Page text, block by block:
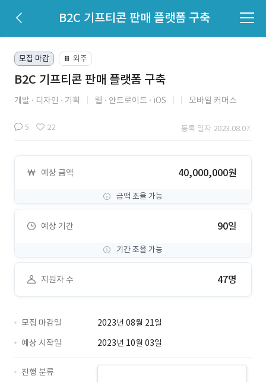
B2C 기프티콘 판매 플랫폼 구축
모집 마감 📔 외주
B2C 기프티콘 판매 플랫폼 구축
개발 디자인 기획 웹 안드로이드 iOS 모바일 커머스
5 22 등록 일자 2023.08.07.
예상 금액 40,000,000원
금액 조율 가능
예상 기간 90일
기간 조율 가능
지원자 수 47명
모집 마감일
2023년 08월 21일
예상 시작일
2023년 10월 03일
진행 분류